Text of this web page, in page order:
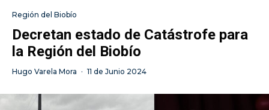
Región del Biobío
Decretan estado de Catástrofe para
la Región del Biobío
Hugo Varela Mora · 11 de Junio 2024